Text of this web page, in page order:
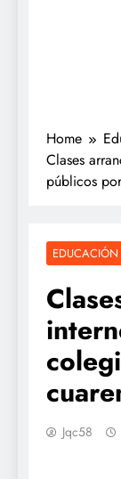
Home
Clases
públicos
EDUCACIÓN
Jqc58